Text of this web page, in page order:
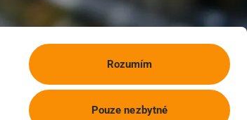
Rozumím
Pouze nezbytné